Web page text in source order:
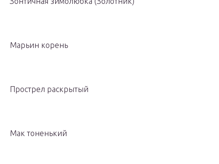
Марьин корень
Прострел раскрытый
Мак тоненький